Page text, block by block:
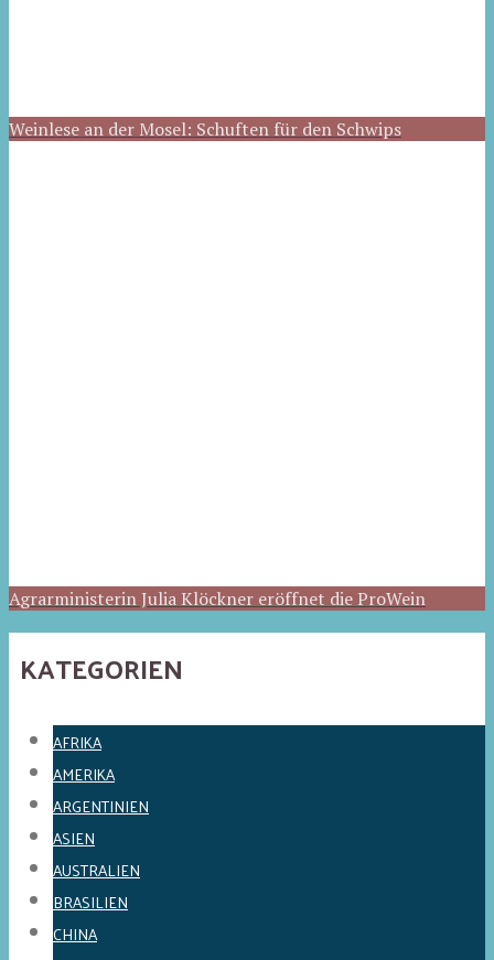
Weinlese an der Mosel: Schuften für den Schwips
Agrarministerin Julia Klöckner eröffnet die ProWein
KATEGORIEN
AFRIKA
AMERIKA
ARGENTINIEN
ASIEN
AUSTRALIEN
BRASILIEN
CHINA